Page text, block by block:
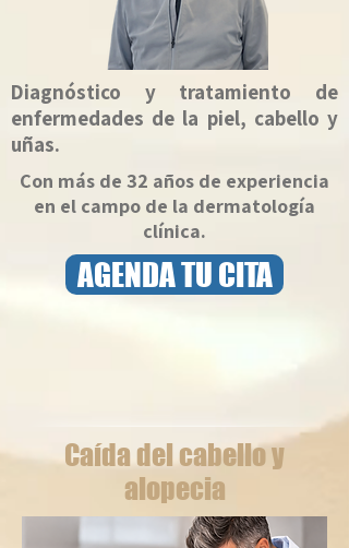
Diagnóstico y tratamiento de
enfermedades de la piel, cabello y
uñas.
Con más de 32 años de experiencia
en el campo de la dermatología
clínica.
AGENDA TU CITA
Caída del cabello y
alopecia